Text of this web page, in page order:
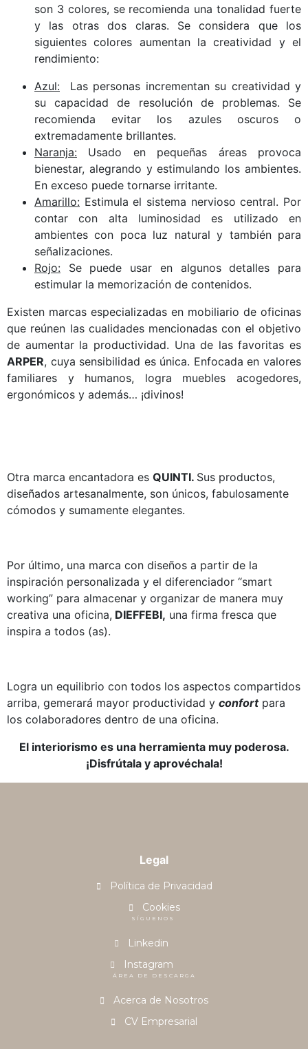
son 3 colores, se recomienda una tonalidad fuerte
y las otras dos claras. Se considera que los
siguientes colores aumentan la creatividad y el
rendimiento:
Azul: Las personas incrementan su creatividad y
su capacidad de resolución de problemas. Se
recomienda evitar los azules oscuros o
extremadamente brillantes.
Naranja: Usado en pequeñas áreas provoca
bienestar, alegrando y estimulando los ambientes.
En exceso puede tornarse irritante.
Amarillo: Estimula el sistema nervioso central. Por
contar con alta luminosidad es utilizado en
ambientes con poca luz natural y también para
señalizaciones.
Rojo: Se puede usar en algunos detalles para
estimular la memorización de contenidos.
Existen marcas especializadas en mobiliario de oficinas
que reúnen las cualidades mencionadas con el objetivo
de aumentar la productividad. Una de las favoritas es
ARPER, cuya sensibilidad es única. Enfocada en valores
familiares y humanos, logra muebles acogedores,
ergonómicos y además… ¡divinos!
Otra marca encantadora es QUINTI. Sus productos,
diseñados artesanalmente, son únicos, fabulosamente
cómodos y sumamente elegantes.
Por último, una marca con diseños a partir de la
inspiración personalizada y el diferenciador “smart
working” para almacenar y organizar de manera muy
creativa una oficina, DIEFFEBI, una firma fresca que
inspira a todos (as).
Logra un equilibrio con todos los aspectos compartidos
arriba, gemerará mayor productividad y confortpara
los colaboradores dentro de una oficina.
El interiorismo es una herramienta muy poderosa.
¡Disfrútala y aprovéchala!
Legal
Política de Privacidad
Cookies
SÍGUENOS
Linkedin
Instagram
ÁREA DE DESCARGA
Acerca de Nosotros
CV Empresarial